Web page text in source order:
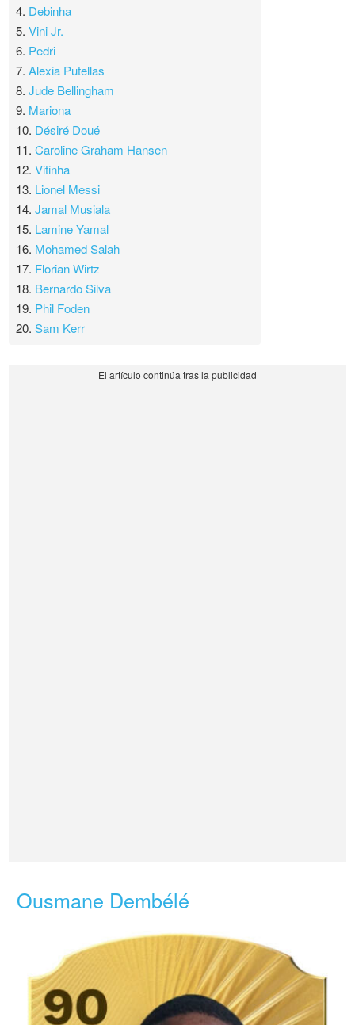
4. Debinha
5.Vini Jr.
6. Pedri
7.Alexia Putellas
8.Jude Bellingham
9. Mariona
10. Désiré Doué
11.Caroline Graham Hansen
12.Vitinha
13. Lionel Messi
14.Jamal Musiala
15. Lamine Yamal
16. Mohamed Salah
17. Florian Wirtz
18. Bernardo Silva
19. Phil Foden
20.Sam Kerr
Ousmane Dembélé